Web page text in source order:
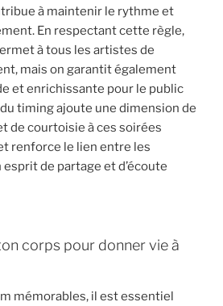
à maintenir le rythme et
En respectant cette règle,
à tous les artistes de
mais on garantit également
et enrichissante pour le public
timing ajoute une dimension de
de courtoisie à ces soirées
renforce le lien entre les
de partage et d’écoute
corps pour donner vie à
mémorables, il est essentiel